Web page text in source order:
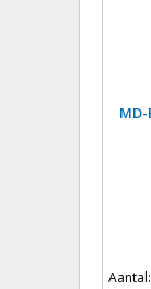
Aantal: